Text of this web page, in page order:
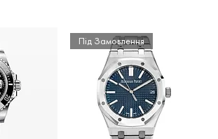
Під Замовлення